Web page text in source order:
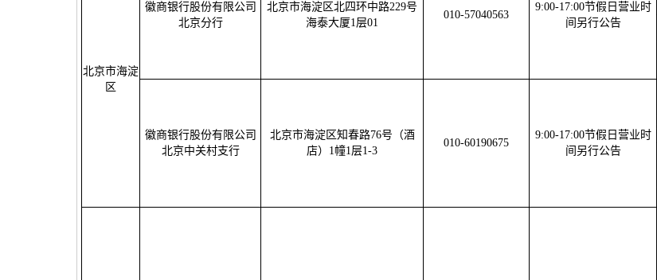
北京市海淀
区
徽商银行股份有限公司
北京分行
北京市海淀区北四环中路229号
海泰大厦1层01
010-57040563
9:00-17:00节假日营业时
间另行公告
徽商银行股份有限公司
北京中关村支行
北京市海淀区知春路76号（酒
店）1幢1层1-3
010-60190675
9:00-17:00节假日营业时
间另行公告